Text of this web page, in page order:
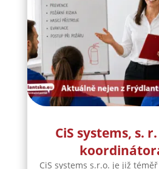
CiS systems, s.
CiS systems s.r.o. je již